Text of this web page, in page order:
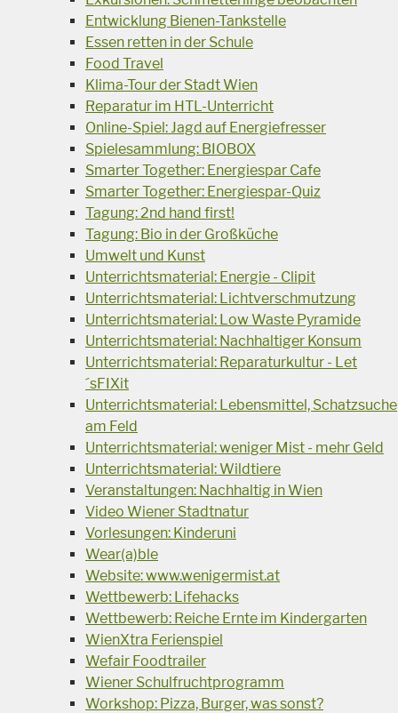
Entwicklung Bienen-Tankstelle
Essen retten in der Schule
Food Travel
Klima-Tour der Stadt Wien
Reparatur im HTL-Unterricht
Online-Spiel: Jagd auf Energiefresser
Spielesammlung: BIOBOX
Smarter Together: Energiespar Cafe
Smarter Together: Energiespar-Quiz
Tagung: 2nd hand first!
Tagung: Bio in der Großküche
Umwelt und Kunst
Unterrichtsmaterial: Energie - Clipit
Unterrichtsmaterial: Lichtverschmutzung
Unterrichtsmaterial: Low Waste Pyramide
Unterrichtsmaterial: Nachhaltiger Konsum
Unterrichtsmaterial: Reparaturkultur - Let
´sFIXit
Unterrichtsmaterial: Lebensmittel, Schatzsuche
am Feld
Unterrichtsmaterial: weniger Mist - mehr Geld
Unterrichtsmaterial: Wildtiere
Veranstaltungen: Nachhaltig in Wien
Video Wiener Stadtnatur
Vorlesungen: Kinderuni
Wear(a)ble
Website: www.wenigermist.at
Wettbewerb: Lifehacks
Wettbewerb: Reiche Ernte im Kindergarten
WienXtra Ferienspiel
Wefair Foodtrailer
Wiener Schulfruchtprogramm
Workshop: Pizza, Burger, was sonst?